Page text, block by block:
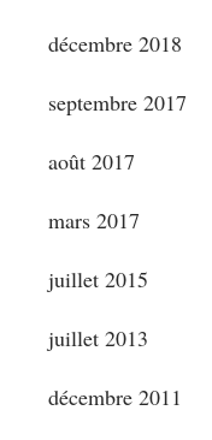
décembre 2018
septembre 2017
août 2017
mars 2017
juillet 2015
juillet 2013
décembre 2011